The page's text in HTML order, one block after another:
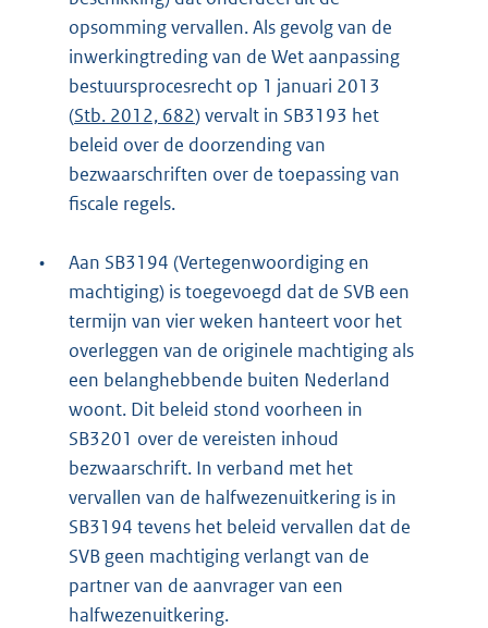
opsomming vervallen. Als gevolg van de
inwerkingtreding van de Wet aanpassing
bestuursprocesrecht op 1 januari 2013
(Stb. 2012, 682) vervalt in SB3193 het
beleid over de doorzending van
bezwaarschriften over de toepassing van
fiscale regels.
•
Aan SB3194 (Vertegenwoordiging en
machtiging) is toegevoegd dat de SVB een
termijn van vier weken hanteert voor het
overleggen van de originele machtiging als
een belanghebbende buiten Nederland
woont. Dit beleid stond voorheen in
SB3201 over de vereisten inhoud
bezwaarschrift. In verband met het
vervallen van de halfwezenuitkering is in
SB3194 tevens het beleid vervallen dat de
SVB geen machtiging verlangt van de
partner van de aanvrager van een
halfwezenuitkering.